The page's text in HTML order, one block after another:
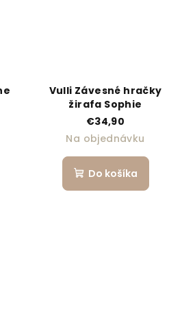
Vulli Závesné hračky
žirafa Sophie
€34,90
Na objednávku
Do košíka